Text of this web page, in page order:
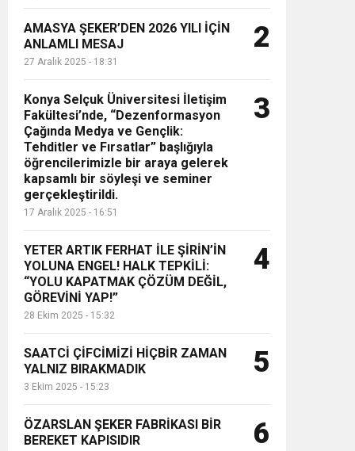
AMASYA ŞEKER’DEN 2026 YILI İÇİN
ANLAMLI MESAJ
27 Aralık 2025 - 18:31
2
Konya Selçuk Üniversitesi İletişim
Fakültesi’nde, “Dezenformasyon
Çağında Medya ve Gençlik:
Tehditler ve Fırsatlar” başlığıyla
öğrencilerimizle bir araya gelerek
kapsamlı bir söyleşi ve seminer
gerçekleştirildi.
17 Aralık 2025 - 16:51
3
YETER ARTIK FERHAT İLE ŞİRİN’İN
YOLUNA ENGEL! HALK TEPKİLİ:
“YOLU KAPATMAK ÇÖZÜM DEĞİL,
GÖREVİNİ YAP!”
28 Ekim 2025 - 15:32
4
SAATCİ ÇİFCİMİZİ HİÇBİR ZAMAN
YALNIZ BIRAKMADIK
3 Ekim 2025 - 15:23
5
ÖZARSLAN ŞEKER FABRİKASI BİR
BEREKET KAPISIDIR
6